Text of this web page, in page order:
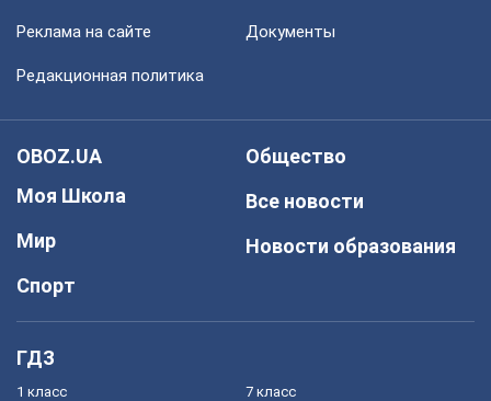
Реклама на сайте Документы
Редакционная политика
OBOZ.UA
Моя Школа
Мир
Спорт
Общество
Все новости
Новости образования
ГДЗ
1 класс 7 класс